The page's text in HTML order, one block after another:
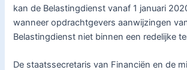
kan de Belastingdienst vanaf 1 januari
wanneer opdrachtgevers aanwijzingen
Belastingdienst niet binnen een redelijke
De staatssecretaris van Financiën en de